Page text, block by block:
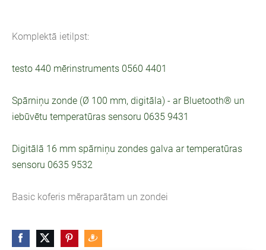
Komplektā ietilpst:
testo 440 mērinstruments 0560 4401
Spārniņu zonde (Ø 100 mm, digitāla) - ar Bluetooth® un
iebūvētu temperatūras sensoru 0635 9431
Digitālā 16 mm spārniņu zondes galva ar temperatūras
sensoru 0635 9532
Basic koferis mēraparātam un zondei